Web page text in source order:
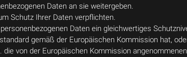
Daten an sie weitergeben.
Schutz Ihrer Daten verpflichten.
Daten ein gleichwertiges
gemäß der Europäischen Kommission hat,
von der Europäischen Kommission angenommenen